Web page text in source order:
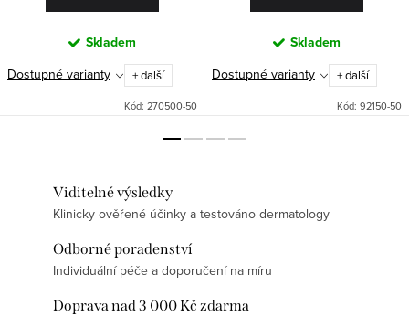
Skladem
Dostupné varianty
+ další
Kód: 270500-50
Skladem
Dostupné varianty
+ další
Kód: 92150-50
Viditelné výsledky
Klinicky ověřené účinky a testováno dermatology
Odborné poradenství
Individuální péče a doporučení na míru
Doprava nad 3 000 Kč zdarma